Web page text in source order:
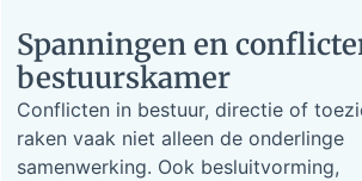
Spanningen en
bestuurskamer
Conflicten in bestuur, directie of
raken vaak niet alleen de onderlinge
samenwerking. Ook besluitvorming,